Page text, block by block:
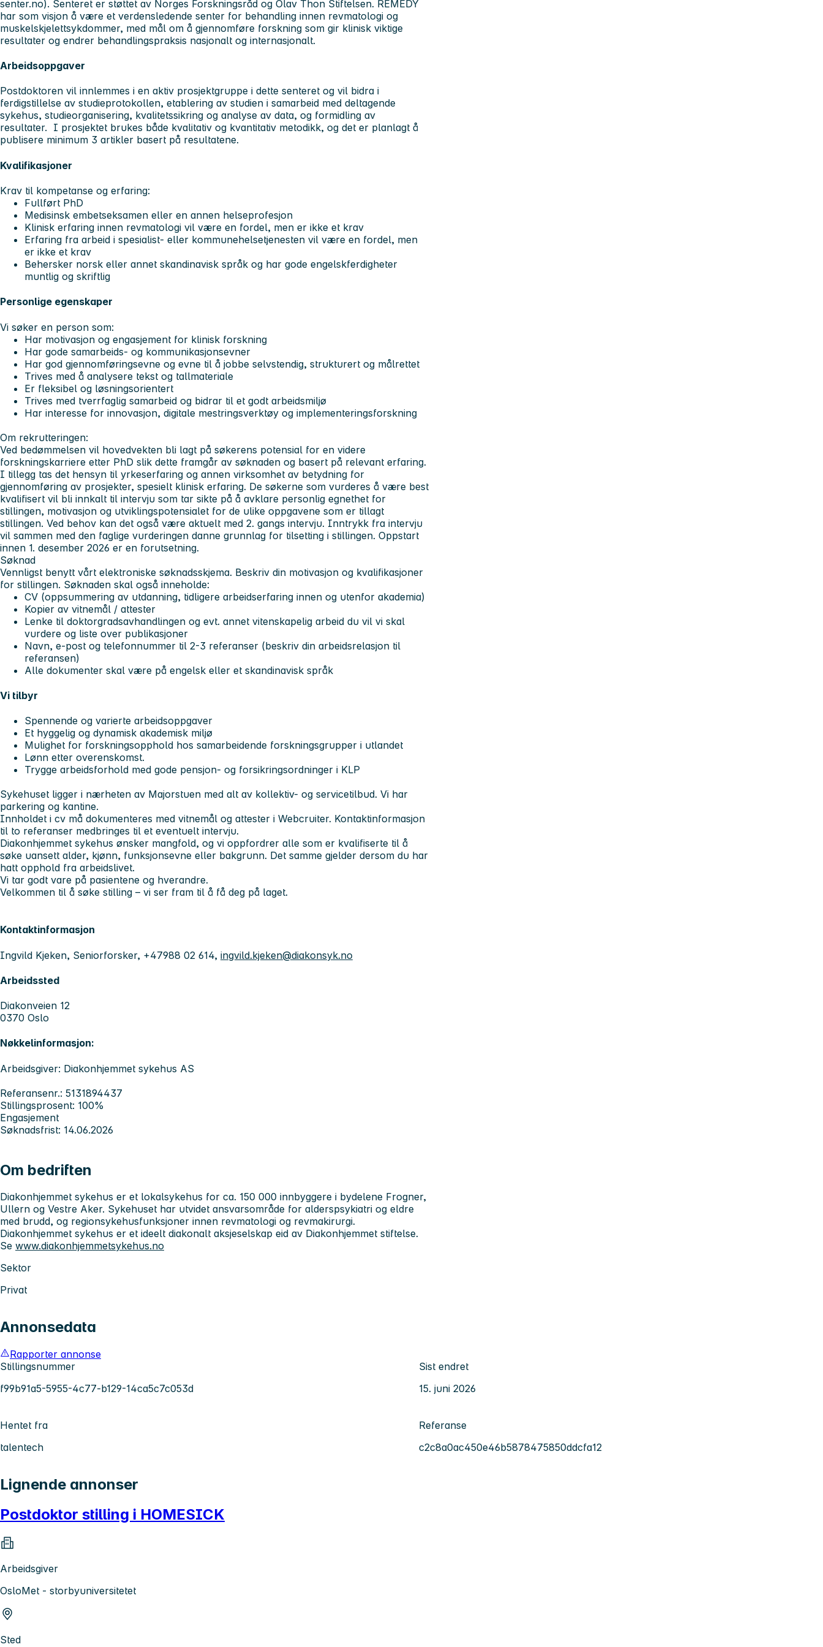
senter.no). Senteret er støttet av Norges Forskningsråd og Olav Thon Stiftelsen. REMEDY
har som visjon å være et verdensledende senter for behandling innen revmatologi og
muskelskjelettsykdommer, med mål om å gjennomføre forskning som gir klinisk viktige
resultater og endrer behandlingspraksis nasjonalt og internasjonalt.
Arbeidsoppgaver
Postdoktoren vil innlemmes i en aktiv prosjektgruppe i dette senteret og vil bidra i
ferdigstillelse av studieprotokollen, etablering av studien i samarbeid med deltagende
sykehus, studieorganisering, kvalitetssikring og analyse av data, og formidling av
resultater. I prosjektet brukes både kvalitativ og kvantitativ metodikk, og det er planlagt å
publisere minimum 3 artikler basert på resultatene.
Kvalifikasjoner
Krav til kompetanse og erfaring:
Fullført PhD
Medisinsk embetseksamen eller en annen helseprofesjon
Klinisk erfaring innen revmatologi vil være en fordel, men er ikke et krav
Erfaring fra arbeid i spesialist- eller kommunehelsetjenesten vil være en fordel, men
er ikke et krav
Behersker norsk eller annet skandinavisk språk og har gode engelskferdigheter
muntlig og skriftlig
Personlige egenskaper
Vi søker en person som:
Har motivasjon og engasjement for klinisk forskning
Har gode samarbeids- og kommunikasjonsevner
Har god gjennomføringsevne og evne til å jobbe selvstendig, strukturert og målrettet
Trives med å analysere tekst og tallmateriale
Er fleksibel og løsningsorientert
Trives med tverrfaglig samarbeid og bidrar til et godt arbeidsmiljø
Har interesse for innovasjon, digitale mestringsverktøy og implementeringsforskning
Om rekrutteringen:
Ved bedømmelsen vil hovedvekten bli lagt på søkerens potensial for en videre
forskningskarriere etter PhD slik dette framgår av søknaden og basert på relevant erfaring.
I tillegg tas det hensyn til yrkeserfaring og annen virksomhet av betydning for
gjennomføring av prosjekter, spesielt klinisk erfaring. De søkerne som vurderes å være best
kvalifisert vil bli innkalt til intervju som tar sikte på å avklare personlig egnethet for
stillingen, motivasjon og utviklingspotensialet for de ulike oppgavene som er tillagt
stillingen. Ved behov kan det også være aktuelt med 2. gangs intervju. Inntrykk fra intervju
vil sammen med den faglige vurderingen danne grunnlag for tilsetting i stillingen. Oppstart
innen 1. desember 2026 er en forutsetning.
Søknad
Vennligst benytt vårt elektroniske søknadsskjema. Beskriv din motivasjon og kvalifikasjoner
for stillingen. Søknaden skal også inneholde:
CV (oppsummering av utdanning, tidligere arbeidserfaring innen og utenfor akademia)
Kopier av vitnemål / attester
Lenke til doktorgradsavhandlingen og evt. annet vitenskapelig arbeid du vil vi skal
vurdere og liste over publikasjoner
Navn, e-post og telefonnummer til 2-3 referanser (beskriv din arbeidsrelasjon til
referansen)
Alle dokumenter skal være på engelsk eller et skandinavisk språk
Vi tilbyr
Spennende og varierte arbeidsoppgaver
Et hyggelig og dynamisk akademisk miljø
Mulighet for forskningsopphold hos samarbeidende forskningsgrupper i utlandet
Lønn etter overenskomst.
Trygge arbeidsforhold med gode pensjon- og forsikringsordninger i KLP
Sykehuset ligger i nærheten av Majorstuen med alt av kollektiv- og servicetilbud. Vi har
parkering og kantine.
Innholdet i cv må dokumenteres med vitnemål og attester i Webcruiter. Kontaktinformasjon
til to referanser medbringes til et eventuelt intervju.
Diakonhjemmet sykehus ønsker mangfold, og vi oppfordrer alle som er kvalifiserte til å
søke uansett alder, kjønn, funksjonsevne eller bakgrunn. Det samme gjelder dersom du har
hatt opphold fra arbeidslivet.
Vi tar godt vare på pasientene og hverandre.
Velkommen til å søke stilling – vi ser fram til å få deg på laget.
Kontaktinformasjon
Ingvild Kjeken, Seniorforsker, +47988 02 614, ingvild.kjeken@diakonsyk.no
Arbeidssted
Diakonveien 12
0370 Oslo
Nøkkelinformasjon:
Arbeidsgiver: Diakonhjemmet sykehus AS
Referansenr.: 5131894437
Stillingsprosent: 100%
Engasjement
Søknadsfrist: 14.06.2026
Om bedriften
Diakonhjemmet sykehus er et lokalsykehus for ca. 150 000 innbyggere i bydelene Frogner,
Ullern og Vestre Aker. Sykehuset har utvidet ansvarsområde for alderspsykiatri og eldre
med brudd, og regionsykehusfunksjoner innen revmatologi og revmakirurgi.
Diakonhjemmet sykehus er et ideelt diakonalt aksjeselskap eid av Diakonhjemmet stiftelse.
Se www.diakonhjemmetsykehus.no
Sektor
Privat
Annonsedata
Rapporter annonse
Stillingsnummer
f99b91a5-5955-4c77-b129-14ca5c7c053d
Sist endret
15. juni 2026
Hentet fra
talentech
Referanse
c2c8a0ac450e46b5878475850ddcfa12
Lignende annonser
Postdoktor stilling i HOMESICK
Arbeidsgiver
OsloMet - storbyuniversitetet
Sted